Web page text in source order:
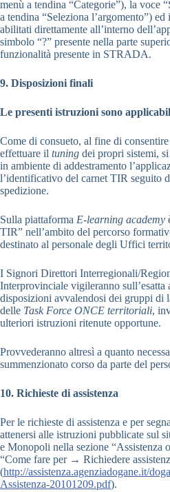
menù a tendina “Categorie”), la voce
a tendina “Seleziona l’argomento”)
abilitati direttamente all’interno
simbolo “?” presente nella parte
funzionalità presente in STRADA.
9. Disposizioni finali
Le presenti istruzioni sono
Come di consueto, al fine di
effettuare il tuning dei propri sistemi,
in ambiente di addestramento
l’identificativo del carnet TIR seguito
spedizione.
Sulla piattaforma E-learning academy
TIR” nell’ambito del percorso
destinato al personale degli Uffici
I Signori Direttori Interregionali/
Interprovinciale vigileranno sull’esatta
disposizioni avvalendosi dei gruppi di
delle Task Force ONCE territoriali,
ulteriori istruzioni ritenute opportune.
Provvederanno altresì a quanto
summenzionato corso da parte del
10. Richieste di assistenza
Per le richieste di assistenza e per
attenersi alle istruzioni pubblicate sul
e Monopoli nella sezione “Assistenza
“Come fare per → Richiedere
(http://assistenza.agenziadogane.it/
Assistenza-20101209.pdf).